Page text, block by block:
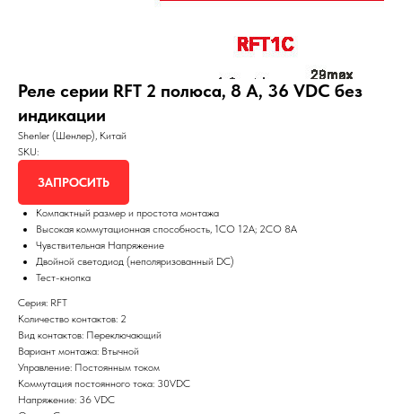
Реле серии RFT 2 полюса, 8 А, 36 VDC без
индикации
Shenler (Шенлер), Китай
SKU:
ЗАПРОСИТЬ
Компактный размер и простота монтажа
Высокая коммутационная способность, 1СО 12А; 2СО 8А
Чувствительная Напряжение
Двойной светодиод (неполяризованный DC)
Тест-кнопка
Серия: RFT
Количество контактов: 2
Вид контактов: Переключающий
Вариант монтажа: Втычной
Управление: Постоянным током
Коммутация постоянного тока: 30VDC
Напряжение: 36 VDC